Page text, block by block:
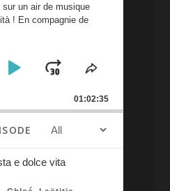
un air de musique
! En compagnie de
PLAY
PAUSE
JUMP
FORWARD
SHARE
EPISODE
01:02:35
e dolce vita